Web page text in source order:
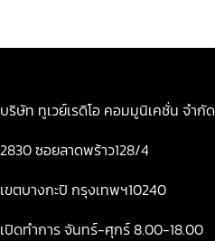
บริษัท ทูเวย์เรดิโอ คอมมูนิเคชั่น จำกัด
2830 ซอยลาดพร้าว128/4
เขตบางกะปิ กรุงเทพฯ10240
เปิดทำการ จันทร์-ศุกร์ 8.00-18.00